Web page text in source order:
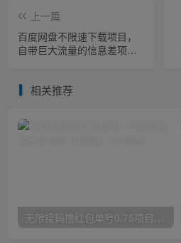
上一篇
百度网盘不限速下载项目，
自带巨大流量的信息差项
相关推荐
无限接码撸红包单号0.75项目无偿分享给你【揭秘】